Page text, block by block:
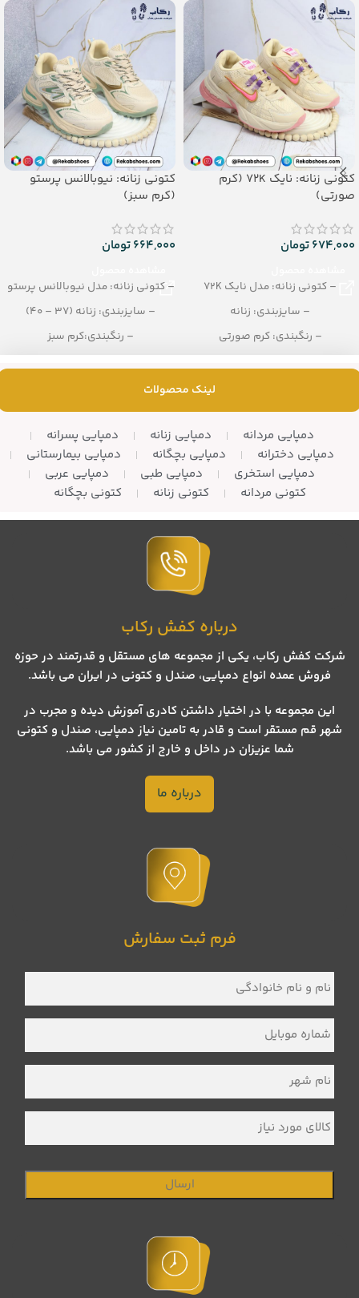
کتونی زنانه: نایک 72K (کرم
صورتی)
674,000تومان
– کتونی زنانه: مدل نایک 72K
– سایزبندی: زنانه
– رنگبندی: کرم صورتی
– تعداد در کارتن: 12 زوج
کتونی زنانه: نیوبالانس پرستو
(کرم سبز)
664,000تومان
– کتونی زنانه: مدل نیوبالانس پرستو
– سایزبندی: زنانه (37 – 40)
– رنگبندی:کرم سبز
لینک محصولات
دمپایی مردانه دمپایی زنانه
دمپایی پسرانه
دمپایی دخترانه
دمپایی بچگانه
دمپایی بیمارستانی
دمپایی استخری
دمپایی طبی
دمپایی عربی
کتونی مردانه
کتونی زنانه کتونی بچگانه
درباره کفش رکاب
شرکت کفش رکاب، یکی از مجموعه های مستقل و قدرتمند در حوزه
فروش عمده انواع دمپایی، صندل و کتونی در ایران می باشد.
این مجموعه با در اختیار داشتن کادری آموزش دیده و مجرب در
شهر قم مستقر است و قادر به تامین نیاز دمپایی، صندل و کتونی
شما عزیزان در داخل و خارج از کشور می باشد.
درباره ما
فرم ثبت سفارش
نام
و
نام
خانوادگی *
شماره
موبایل *
نام
شهر *
کالای
مورد
نیاز